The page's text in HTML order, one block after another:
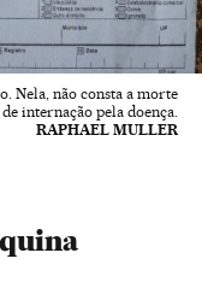
Nela, não consta a morte
internação pela doença.
RAPHAEL MULLER